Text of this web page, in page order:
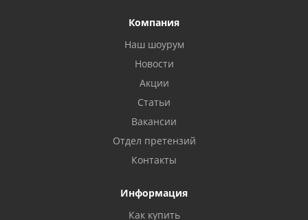
Компания
Наш шоурум
Новости
Акции
Статьи
Вакансии
Отдел претензий
Контакты
Информация
Как купить